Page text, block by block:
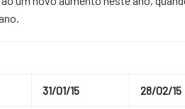
31/01/15 28/02/15